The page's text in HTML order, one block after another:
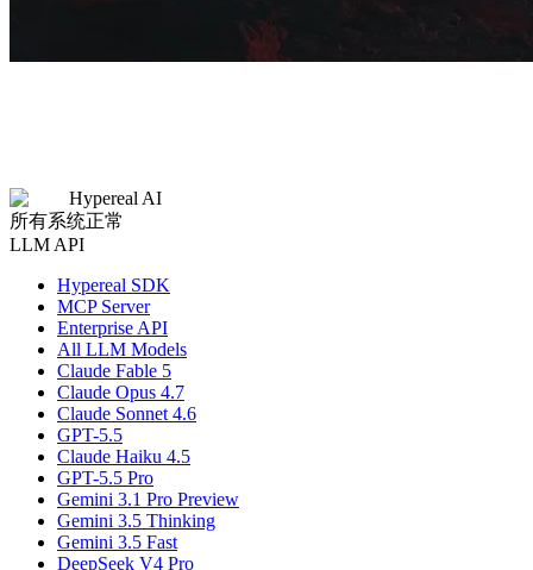
Hypereal AI
所有系统正常
LLM API
Hypereal SDK
MCP Server
Enterprise API
All LLM Models
Claude Fable 5
Claude Opus 4.7
Claude Sonnet 4.6
GPT-5.5
Claude Haiku 4.5
GPT-5.5 Pro
Gemini 3.1 Pro Preview
Gemini 3.5 Thinking
Gemini 3.5 Fast
DeepSeek V4 Pro